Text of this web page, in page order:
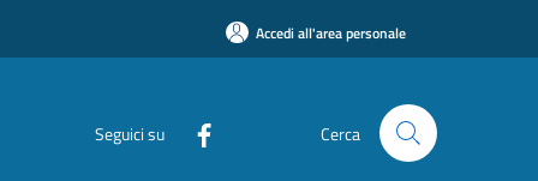
Accedi all'area personale
Seguici su Cerca